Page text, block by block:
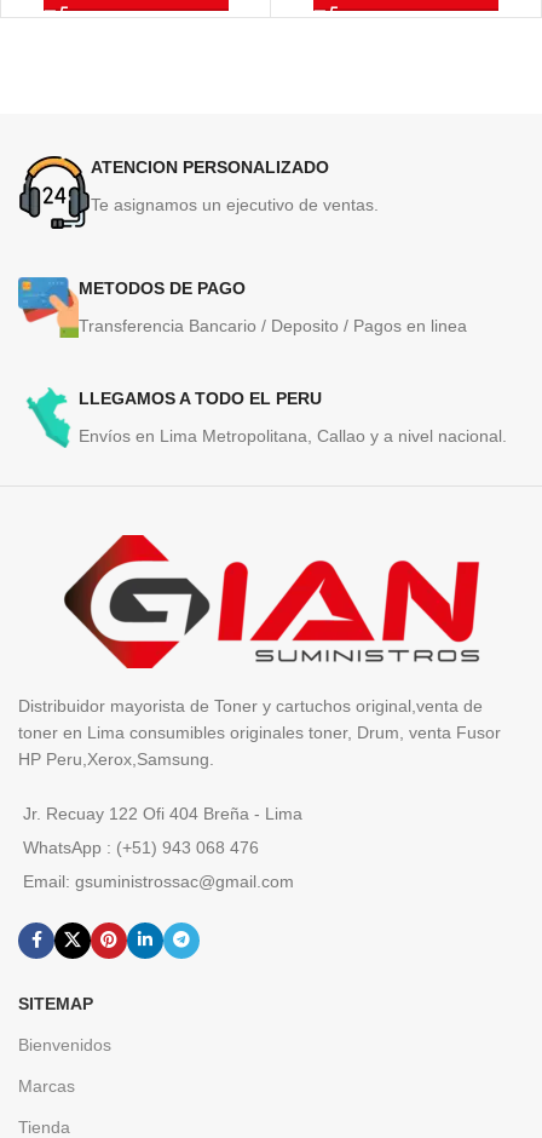
ATENCION PERSONALIZADO
Te asignamos un ejecutivo de ventas.
METODOS DE PAGO
Transferencia Bancario / Deposito / Pagos en linea
LLEGAMOS A TODO EL PERU
Envíos en Lima Metropolitana, Callao y a nivel nacional.
Distribuidor mayorista de Toner y cartuchos original,venta de
toner en Lima consumibles originales toner, Drum, venta Fusor
HP Peru,Xerox,Samsung.
Jr. Recuay 122 Ofi 404 Breña - Lima
WhatsApp : (+51) 943 068 476
Email: gsuministrossac@gmail.com
SITEMAP
Bienvenidos
Marcas
Tienda